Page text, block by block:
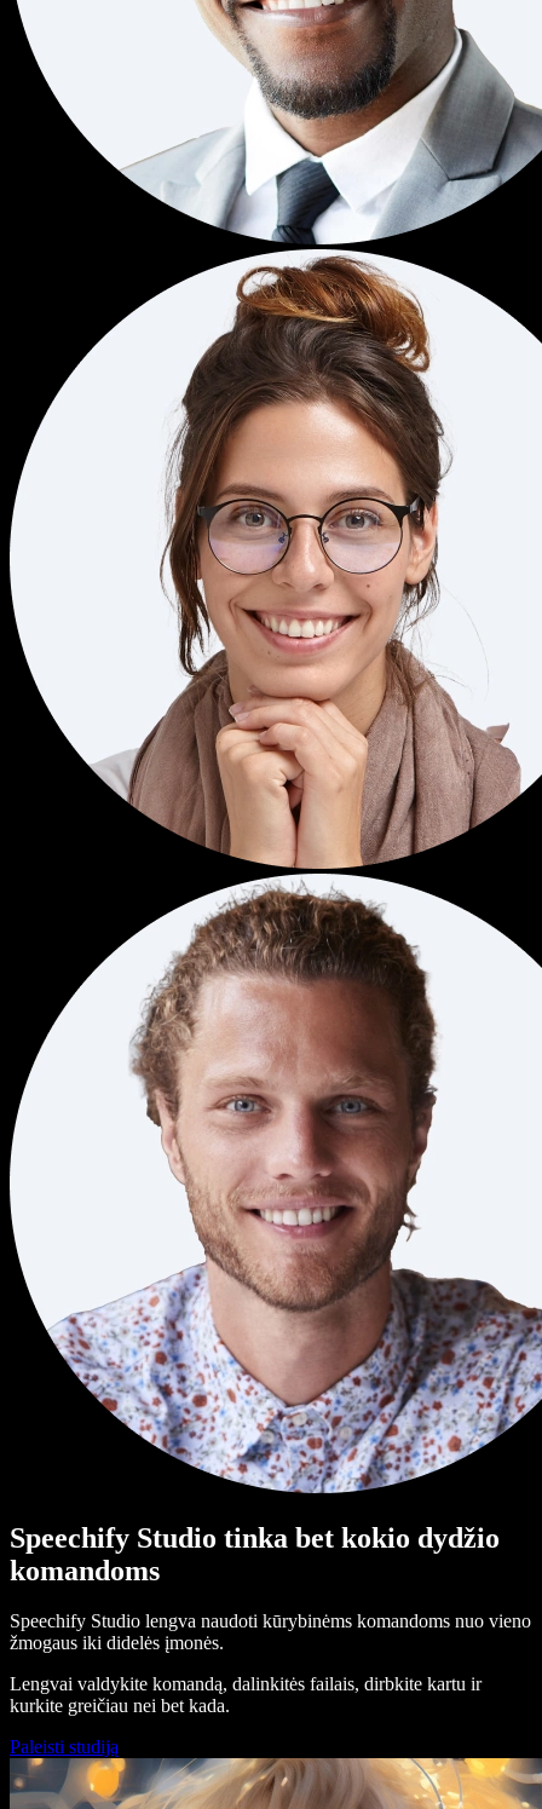
Speechify Studio tinka bet kokio dydžio
komandoms
Speechify Studio lengva naudoti kūrybinėms komandoms nuo vieno
žmogaus iki didelės įmonės.
Lengvai valdykite komandą, dalinkitės failais, dirbkite kartu ir
kurkite greičiau nei bet kada.
Paleisti studiją